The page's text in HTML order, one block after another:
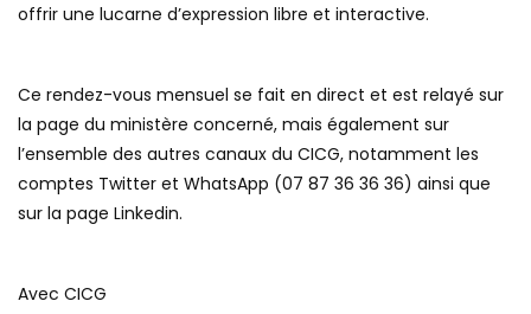
offrir une lucarne d’expression libre et interactive.
Ce rendez-vous mensuel se fait en direct et est relayé sur
la page du ministère concerné, mais également sur
l’ensemble des autres canaux du CICG, notamment les
comptes Twitter et WhatsApp (07 87 36 36 36) ainsi que
sur la page Linkedin.
Avec CICG